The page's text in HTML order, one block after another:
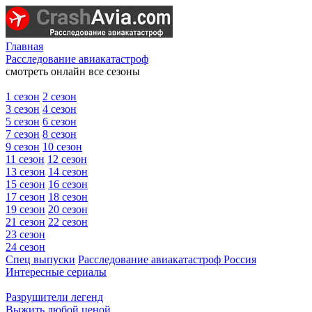
Главная
Расследование авиакатастроф
смотреть онлайн все сезоны
1 сезон 2 сезон
3 сезон 4 сезон
5 сезон 6 сезон
7 сезон 8 сезон
9 сезон 10 сезон
11 сезон 12 сезон
13 сезон 14 сезон
15 сезон 16 сезон
17 сезон 18 сезон
19 сезон 20 сезон
21 сезон 22 сезон
23 сезон
24 сезон
Спец выпуски Расследование авиакатастроф Россия
Интересные сериалы
Разрушители легенд
Выжить любой ценой